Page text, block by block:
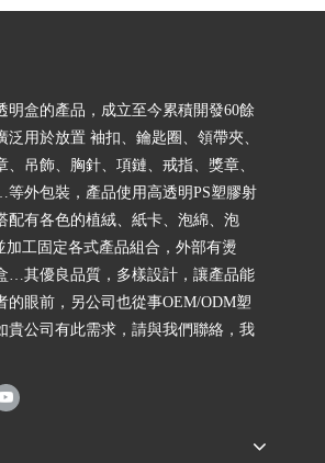
明盒的產品，成立至今累積開發60餘
用於放置 袖扣、鑰匙圈、領帶夾、
吊飾、胸針、項鏈、戒指、獎章、
外包裝，產品使用高透明PS塑膠射
配有各色的植絨、紙卡、泡綿、泡
加工固定各式產品組合，外部有燙
…其優良品質，多樣設計，讓產品能
的眼前，另公司也從事OEM/ODM塑
貴公司有此需求，請與我們聯絡，我